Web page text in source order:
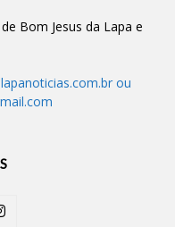
Bom Jesus da Lapa e
ou